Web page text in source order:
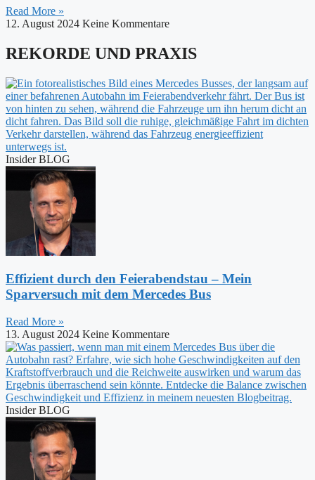
Read More »
12. August 2024 Keine Kommentare
REKORDE UND PRAXIS
Insider BLOG
Effizient durch den Feierabendstau – Mein
Sparversuch mit dem Mercedes Bus
Read More »
13. August 2024 Keine Kommentare
Insider BLOG